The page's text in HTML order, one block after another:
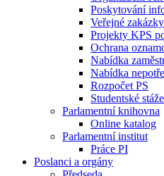
Poskytování
Veřejné zakázky
Projekty KPS
Ochrana
Nabídka
Nabídka
Rozpočet PS
Studentské stáže
Parlamentní knihovna
Online katalog
Parlamentní institut
Práce PI
Poslanci a orgány